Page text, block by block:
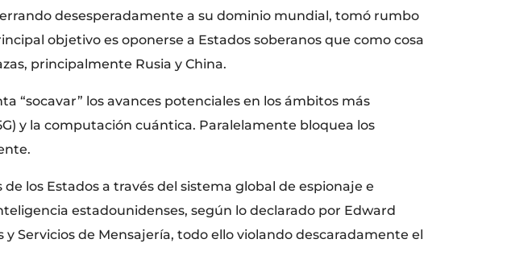
desesperadamente a su dominio mundial, tomó rumbo
objetivo es oponerse a Estados soberanos que como cosa
principalmente Rusia y China.
“socavar” los avances potenciales en los ámbitos más
y la computación cuántica. Paralelamente bloquea los
los Estados a través del sistema global de espionaje e
estadounidenses, según lo declarado por Edward
y Servicios de Mensajería, todo ello violando descaradamente el